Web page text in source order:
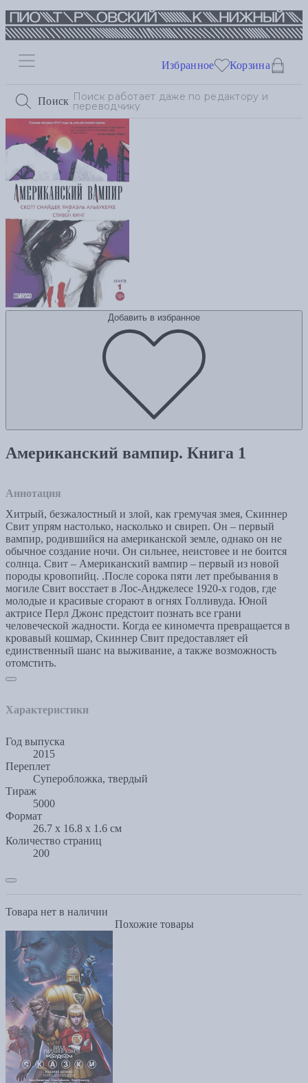
Поиск
Избранное Корзина
Добавить в избранное
Американский вампир. Книга 1
Аннотация
Хитрый, безжалостный и злой, как гремучая змея, Скиннер
Свит упрям настолько, насколько и свиреп. Он – первый
вампир, родившийся на американской земле, однако он не
обычное создание ночи. Он сильнее, неистовее и не боится
солнца. Свит – Американский вампир – первый из новой
породы кровопийц. .После сорока пяти лет пребывания в
могиле Свит восстает в Лос-Анджелесе 1920-х годов, где
молодые и красивые сгорают в огнях Голливуда. Юной
актрисе Перл Джонс предстоит познать все грани
человеческой жадности. Когда ее киномечта превращается в
кровавый кошмар, Скиннер Свит предоставляет ей
единственный шанс на выживание, а также возможность
отомстить.
Характеристики
Год выпуска
2015
Переплет
Суперобложка, твердый
Тираж
5000
Формат
26.7 x 16.8 x 1.6 см
Количество страниц
200
Товара нет в наличии
Похожие товары